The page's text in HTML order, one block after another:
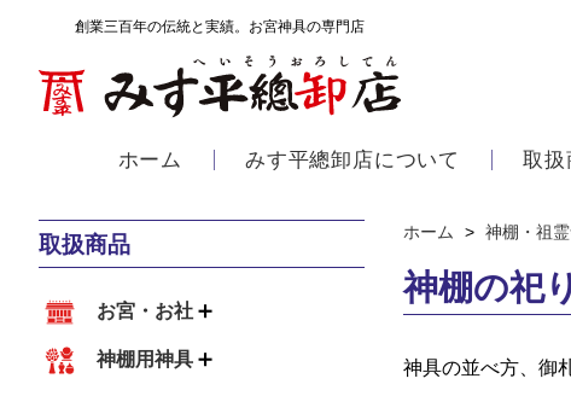
創業三百年の伝統と実績。お宮神具の専門店
ホーム みす平總卸店について 取扱
取扱商品
お宮・お社
神棚用神具
ホーム > 神棚・祖
神棚の祀
神具の並べ方、御